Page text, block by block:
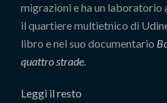
migrazioni e ha un laboratorio
il quartiere multietnico di
libro e nel suo documentario
quattro strade.
Leggi il resto